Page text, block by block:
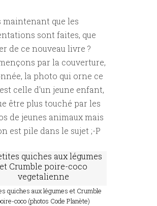
maintenant que les
sont faites, que
de ce nouveau livre ?
par la couverture,
la photo qui orne ce
celle d'un jeune enfant,
être plus touché par les
de jeunes animaux mais
est pile dans le sujet ;-P
quiches aux légumes et Crumble
coco (photos Code Planète)